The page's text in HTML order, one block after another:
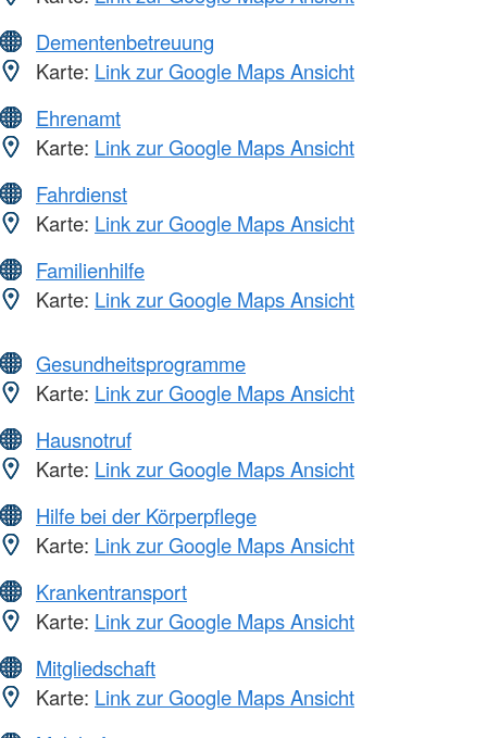
Dementenbetreuung
Karte: Link zur Google Maps Ansicht
Ehrenamt
Karte: Link zur Google Maps Ansicht
Fahrdienst
Karte: Link zur Google Maps Ansicht
Familienhilfe
Karte: Link zur Google Maps Ansicht
Gesundheitsprogramme
Karte: Link zur Google Maps Ansicht
Hausnotruf
Karte: Link zur Google Maps Ansicht
Hilfe bei der Körperpflege
Karte: Link zur Google Maps Ansicht
Krankentransport
Karte: Link zur Google Maps Ansicht
Mitgliedschaft
Karte: Link zur Google Maps Ansicht